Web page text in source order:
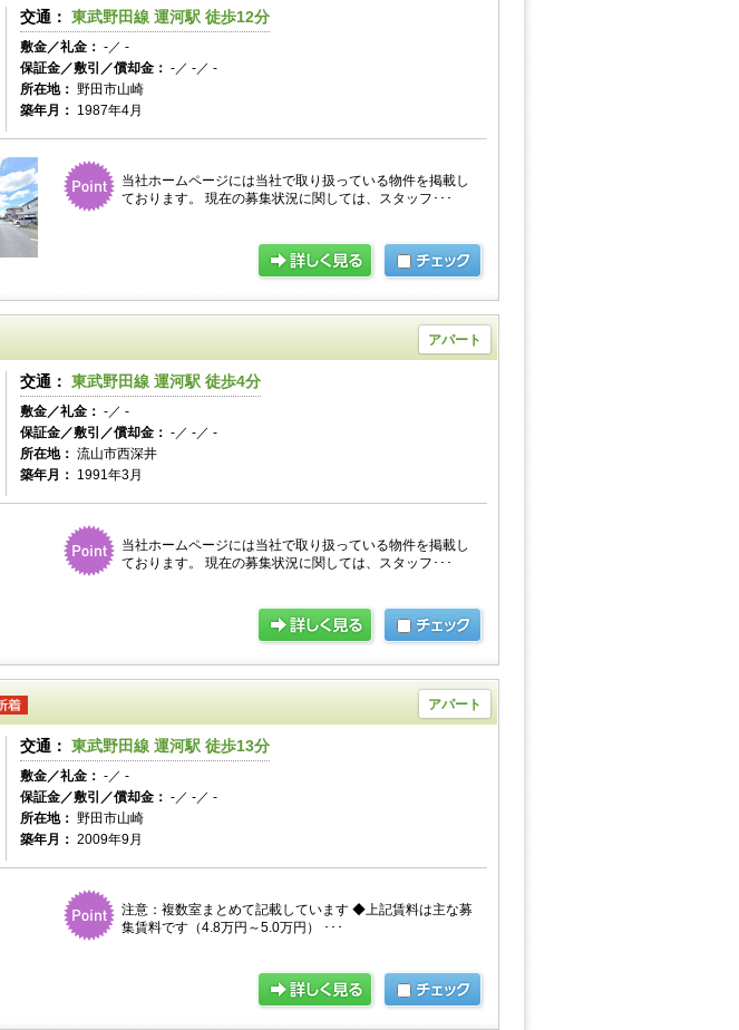
交通： 東武野田線 運河駅 徒歩12分
敷金／礼金： -／ -
保証金／敷引／償却金： -／ -／ -
所在地： 野田市山崎
築年月： 1987年4月
当社ホームページには当社で取り扱っている物件を掲載し
ております。 現在の募集状況に関しては、スタッフ･･･
アパート
交通： 東武野田線 運河駅 徒歩4分
敷金／礼金： -／ -
保証金／敷引／償却金： -／ -／ -
所在地： 流山市西深井
築年月： 1991年3月
当社ホームページには当社で取り扱っている物件を掲載し
ております。 現在の募集状況に関しては、スタッフ･･･
アパート
交通： 東武野田線 運河駅 徒歩13分
敷金／礼金： -／ -
保証金／敷引／償却金： -／ -／ -
所在地： 野田市山崎
築年月： 2009年9月
注意：複数室まとめて記載しています ◆上記賃料は主な募
集賃料です（4.8万円～5.0万円） ･･･